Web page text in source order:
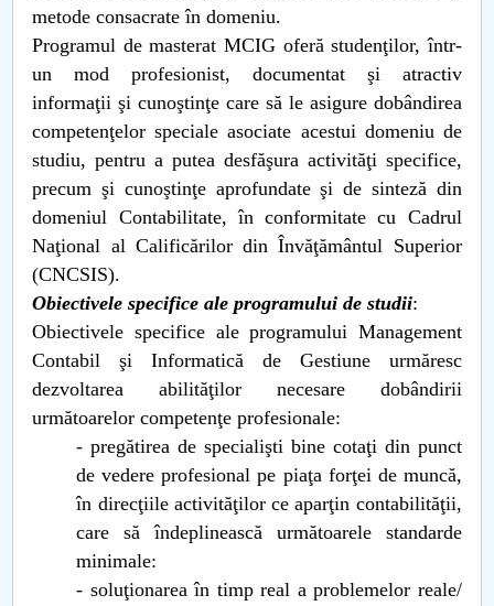
metode consacrate în domeniu.
Programul de masterat MCIG oferă studenţilor, într-
un mod profesionist, documentat şi atractiv
informaţii şi cunoştinţe care să le asigure dobândirea
competenţelor speciale asociate acestui domeniu de
studiu, pentru a putea desfăşura activităţi specifice,
precum şi cunoştinţe aprofundate şi de sinteză din
domeniul Contabilitate, în conformitate cu Cadrul
Naţional al Calificărilor din Învăţământul Superior
(CNCSIS).
Obiectivele specifice ale programului de studii:
Obiectivele specifice ale programului Management
Contabil şi Informatică de Gestiune urmăresc
dezvoltarea abilităţilor necesare dobândirii
următoarelor competenţe profesionale:
- pregătirea de specialişti bine cotaţi din punct
de vedere profesional pe piaţa forţei de muncă,
în direcţiile activităţilor ce aparţin contabilităţii,
care să îndeplinească următoarele standarde
minimale:
- soluţionarea în timp real a problemelor reale/